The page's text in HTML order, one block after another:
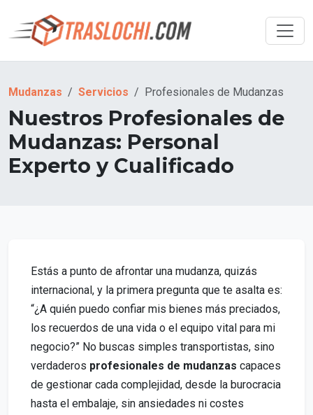
Mudanzas Servicios Profesionales de Mudanzas
Nuestros Profesionales de
Mudanzas: Personal
Experto y Cualificado
Estás a punto de afrontar una mudanza, quizás
internacional, y la primera pregunta que te asalta es:
“¿A quién puedo confiar mis bienes más preciados,
los recuerdos de una vida o el equipo vital para mi
negocio?” No buscas simples transportistas, sino
verdaderos profesionales de mudanzas capaces
de gestionar cada complejidad, desde la burocracia
hasta el embalaje, sin ansiedades ni costes